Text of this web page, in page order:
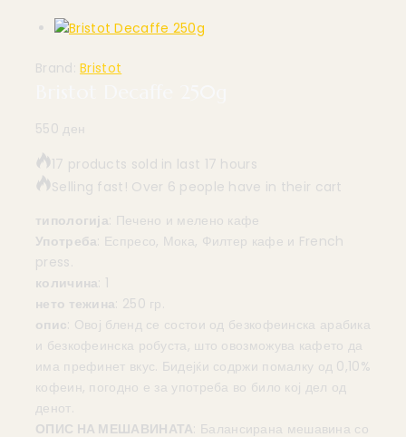
Brand:Bristot
550ден
17 products sold in last 17 hours
Selling fast! Over 6 people have in their cart
типологија: Печено и мелено кафе
Употреба: Еспресо, Мока, Филтер кафе и French
press.
количина: 1
нето тежина: 250 гр.
опис: Овој бленд се состои од безкофеинска арабика
и безкофеинска робуста, што овозможува кафето да
има префинет вкус. Бидејќи содржи помалку од 0,10%
кофеин, погодно е за употреба во било кој дел од
денот.
ОПИС НА МЕШАВИНАТА: Балансирана мешавина со